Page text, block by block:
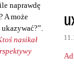
naprawdę
A może
nasikał
K
o
m
e